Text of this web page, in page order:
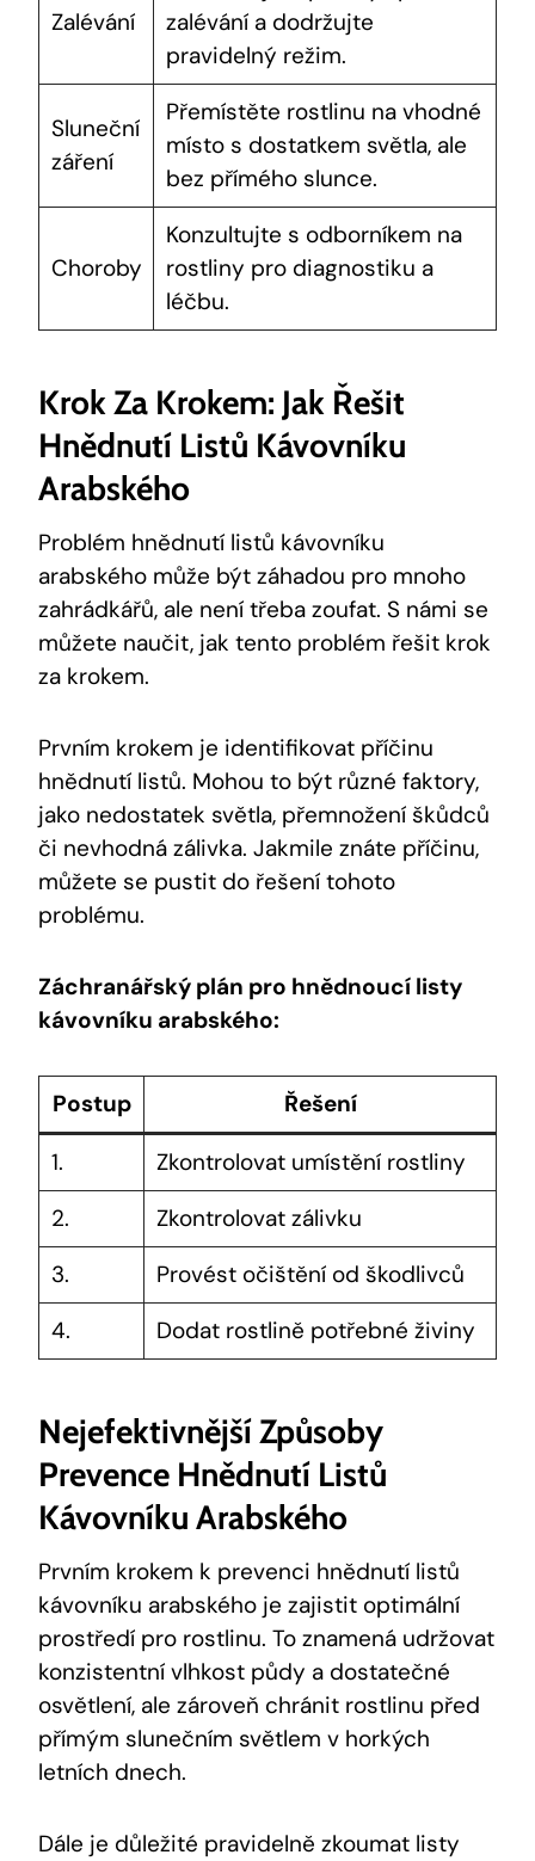
Zalévání
zalévání a dodržujte
pravidelný režim.
Sluneční
záření
Přemístěte rostlinu na vhodné
místo s dostatkem světla, ale
bez přímého slunce.
Choroby
Konzultujte s odborníkem na
rostliny pro diagnostiku a
léčbu.
Krok Za Krokem: Jak Řešit
Hnědnutí Listů Kávovníku
Arabského
Problém hnědnutí listů kávovníku
arabského může být záhadou pro mnoho
zahrádkářů, ale není třeba zoufat. S námi se
můžete naučit, jak tento problém řešit krok
za krokem.
Prvním krokem je identifikovat příčinu
hnědnutí listů. Mohou to být různé faktory,
jako nedostatek světla, přemnožení škůdců
či nevhodná zálivka. Jakmile znáte příčinu,
můžete se pustit do řešení tohoto
problému.
Záchranářský plán pro hnědnoucí listy
kávovníku arabského:
Postup
Řešení
1.
Zkontrolovat umístění rostliny
2.
Zkontrolovat zálivku
3.
Provést očištění od škodlivců
4.
Dodat rostlině potřebné živiny
Nejefektivnější Způsoby
Prevence Hnědnutí Listů
Kávovníku Arabského
Prvním krokem k prevenci hnědnutí listů
kávovníku arabského je zajistit optimální
prostředí pro rostlinu. To znamená udržovat
konzistentní vlhkost půdy a dostatečné
osvětlení, ale zároveň chránit rostlinu před
přímým slunečním světlem v horkých
letních dnech.
Dále je důležité pravidelně zkoumat listy